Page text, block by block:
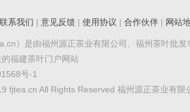
联系我们 | 意见反馈 | 使用协议 | 合作伙伴 | 网站
）是由福州源正茶业有限公司、福州茶叶批发
福建茶叶门户网站
号-1
fjtea.cn All Rights Reserved 福州源正茶业有限